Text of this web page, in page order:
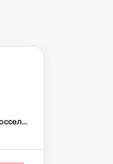
Бельгія (Брюссель)